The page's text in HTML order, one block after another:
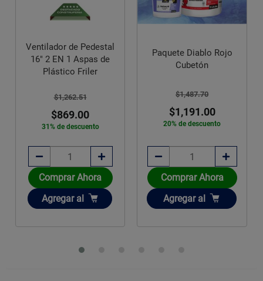
Ventilador de Pedestal
16" 2 EN 1 Aspas de
Plástico Friler
$1,262.51
$869.00
31% de descuento
Comprar Ahora
Añadir
Agregar al
Paquete Diablo Rojo
Cubetón
$1,487.70
$1,191.00
20% de descuento
Comprar Ahora
Añadir
Agregar al